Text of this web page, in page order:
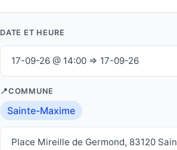
DATE ET HEURE
17-09-26 @ 14:00 ⇒ 17-09-26
COMMUNE
Sainte-Maxime
Place Mireille de Germond, 83120